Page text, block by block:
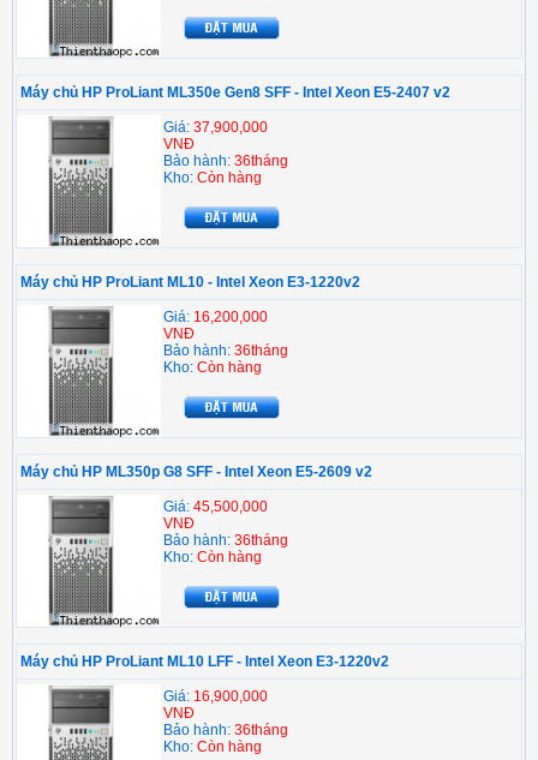
Máy chủ HP ProLiant ML350e Gen8 SFF - Intel Xeon E5-2407 v2
Giá: 37,900,000
VNĐ
Bảo hành: 36tháng
Kho: Còn hàng
Máy chủ HP ProLiant ML10 - Intel Xeon E3-1220v2
Giá: 16,200,000
VNĐ
Bảo hành: 36tháng
Kho: Còn hàng
Máy chủ HP ML350p G8 SFF - Intel Xeon E5-2609 v2
Giá: 45,500,000
VNĐ
Bảo hành: 36tháng
Kho: Còn hàng
Máy chủ HP ProLiant ML10 LFF - Intel Xeon E3-1220v2
Giá: 16,900,000
VNĐ
Bảo hành: 36tháng
Kho: Còn hàng